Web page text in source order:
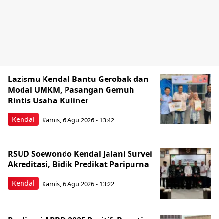
Kendal
Lazismu Kendal Bantu Gerobak dan
Modal UMKM, Pasangan Gemuh
Rintis Usaha Kuliner
Kamis, 6 Agu 2026 - 13:42
Kendal
RSUD Soewondo Kendal Jalani Survei
Akreditasi, Bidik Predikat Paripurna
Kamis, 6 Agu 2026 - 13:22